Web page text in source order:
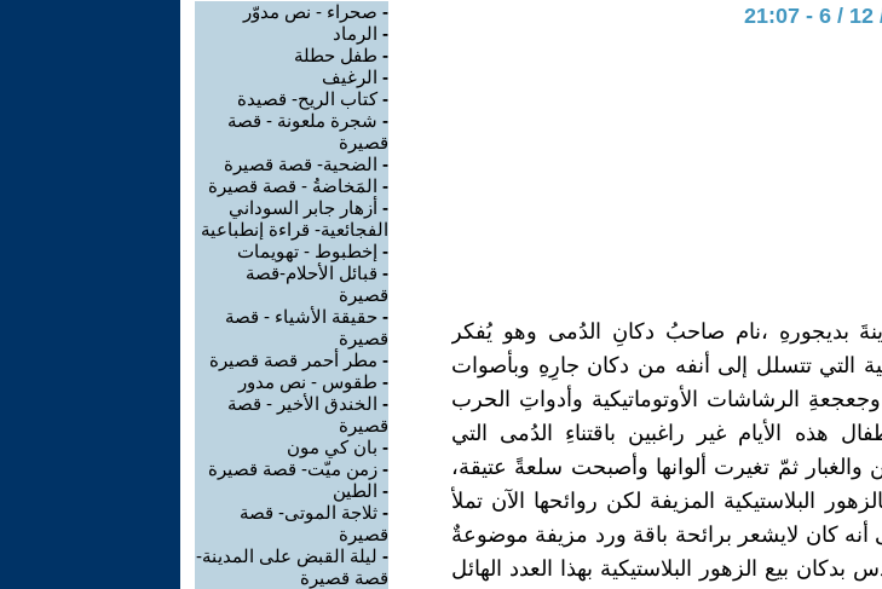
بديجورهِ ،نام صاحبُ دكانِ الدُمى وهو يُفكر
التي تتسلل إلى أنفه من دكان جارِهِ وبأصوات
وجعجعةِ الرشاشات الأوتوماتيكية وأدواتِ الحرب
هذه الأيام غير راغبين باقتناءِ الدُمى التي
ثمّ تغيرت ألوانها وأصبحت سلعةً عتيقة،
البلاستيكية المزيفة لكن روائحها الآن تملأ
أنه كان لايشعر برائحة باقة ورد مزيفة موضوعةٌ
بدكان بيع الزهور البلاستيكية بهذا العدد الهائل
- صحراء - نص مدوّر
- الرماد
- طفل حطلة
- الرغيف
-كتاب الريح- قصيدة
- شجرة ملعونة - قصة
قصيرة
- الضحية- قصة قصيرة
- المَخاضةُ - قصة قصيرة
- أزهار جابر السوداني
الفجائعية- قراءة إنطباعية
- إخطبوط - تهويمات
- قبائل الأحلام-قصة
قصيرة
- حقيقة الأشياء - قصة
قصيرة
- مطر أحمر قصة قصيرة
- طقوس - نص مدور
- الخندق الأخير - قصة
قصيرة
- بان كي مون
- زمن ميّت- قصة قصيرة
- الطين
- ثلاجة الموتى- قصة
قصيرة
- ليلة القبض على المدينة-
قصة قصيرة